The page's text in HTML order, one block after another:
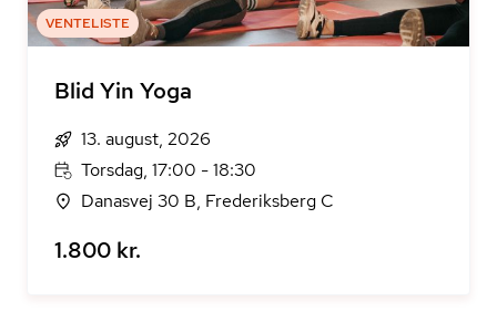
VENTELISTE
Blid Yin Yoga
13. august, 2026
Torsdag, 17:00 - 18:30
Danasvej 30 B, Frederiksberg C
1.800 kr.